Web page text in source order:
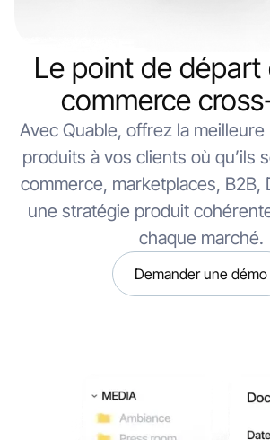
Le point de départ
commerce
Avec Quable, offrez la
produits à vos clients où qu’ils
commerce, marketplaces, B2B,
une stratégie produit
chaque marché.
Demander une démo